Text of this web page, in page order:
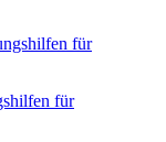
für